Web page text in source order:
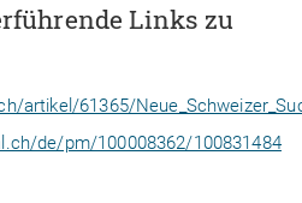
Links zu
artikel/61365/
de/pm/100008362/100831484